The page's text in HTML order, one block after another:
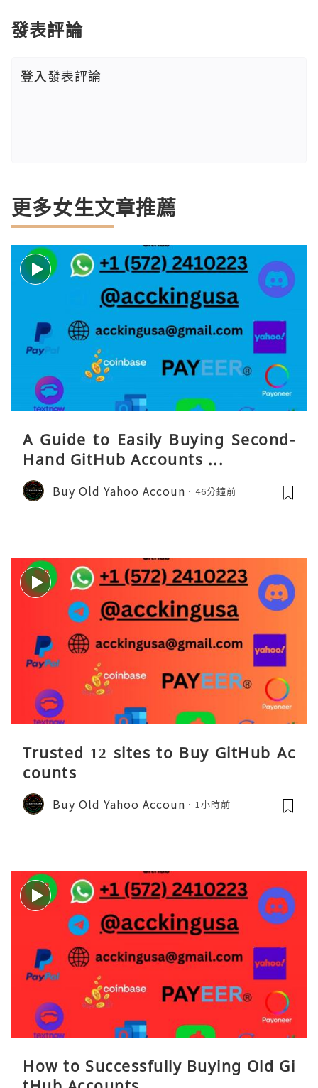
發表評論
登入發表評論
更多女生文章推薦
A Guide to Easily Buying Second-
Hand GitHub Accounts ...
Buy Old Yahoo Accoun 46分鐘前
Trusted 12 sites to Buy GitHub Ac
counts
Buy Old Yahoo Accoun 1小時前
How to Successfully Buying Old Gi